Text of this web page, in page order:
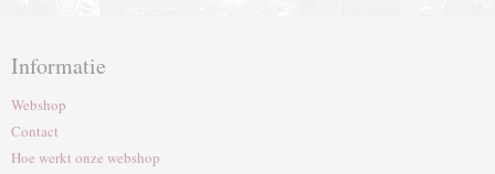
Informatie
Webshop
Contact
Hoe werkt onze webshop